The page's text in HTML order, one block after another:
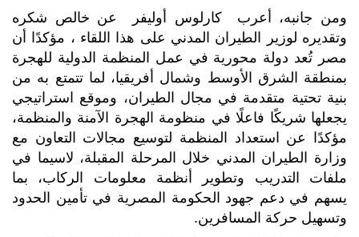
ومن جانبه، أعرب كارلوس أوليفر عن خالص شكره
وتقديره لوزير الطيران المدني على هذا اللقاء ، مؤكدًا أن
مصر تُعد دولة محورية في عمل المنظمة الدولية للهجرة
بمنطقة الشرق الأوسط وشمال أفريقيا، لما تتمتع به من
بنية تحتية متقدمة في مجال الطيران، وموقع استراتيجي
يجعلها شريكًا فاعلًا في منظومة الهجرة الآمنة والمنظمة،
مؤكدًا عن استعداد المنظمة لتوسيع مجالات التعاون مع
وزارة الطيران المدني خلال المرحلة المقبلة، لاسيما في
ملفات التدريب وتطوير أنظمة معلومات الركاب، بما
يسهم في دعم جهود الحكومة المصرية في تأمين الحدود
وتسهيل حركة المسافرين.